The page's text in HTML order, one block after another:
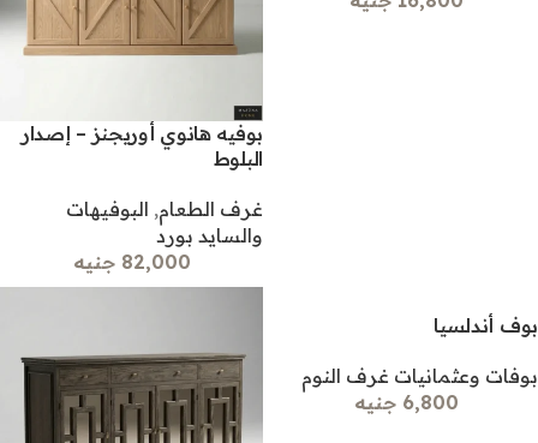
بوفيه هانوي أوريجنز – إصدار
البلوط
غرف الطعام, البوفيهات
والسايد بورد
82,000 جنيه
بوف أندلسيا
بوفات وعثمانيات غرف النوم
6,800 جنيه